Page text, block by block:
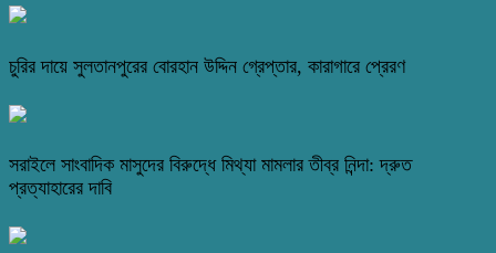
চুরির দায়ে সুলতানপুরের বোরহান উদ্দিন গ্রেপ্তার, কারাগারে প্রেরণ
সরাইলে সাংবাদিক মাসুদের বিরুদ্ধে মিথ্যা মামলার তীব্র নিন্দা: দ্রুত
প্রত্যাহারের দাবি